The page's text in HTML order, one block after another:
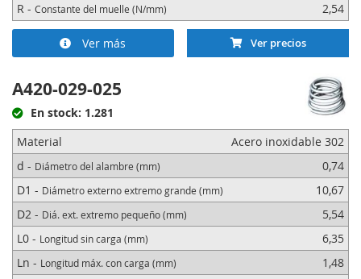
R - Constante del muelle (N/mm) 2,54
Ver más Ver precios
A420-029-025
En stock: 1.281
Material
Acero inoxidable 302
d - Diámetro del alambre (mm)
0,74
D1 - Diámetro externo extremo grande (mm)
10,67
D2 - Diá. ext. extremo pequeño (mm)
5,54
L0 - Longitud sin carga (mm)
6,35
Ln - Longitud máx. con carga (mm)
1,48